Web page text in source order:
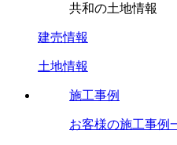
共和の土地情報
建売情報
土地情報
施工事例
お客様の施工事例